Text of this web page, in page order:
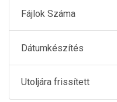
Fájlok Száma
Dátumkészítés
Utoljára frissített